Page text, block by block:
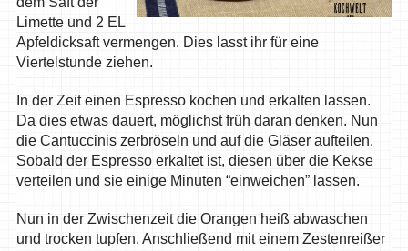
Limette und 2 EL
Apfeldicksaft vermengen. Dies lasst ihr für eine
Viertelstunde ziehen.
In der Zeit einen Espresso kochen und erkalten lassen.
Da dies etwas dauert, möglichst früh daran denken. Nun
die Cantuccinis zerbröseln und auf die Gläser aufteilen.
Sobald der Espresso erkaltet ist, diesen über die Kekse
verteilen und sie einige Minuten “einweichen” lassen.
Nun in der Zwischenzeit die Orangen heiß abwaschen
und trocken tupfen. Anschließend mit einem Zestenreißer